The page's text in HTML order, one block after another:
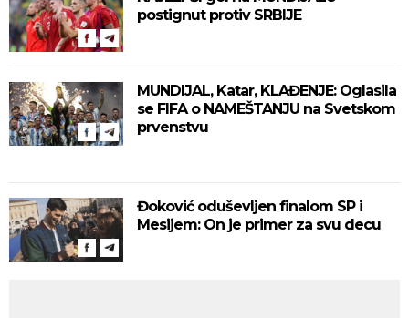
postignut protiv SRBIJE
MUNDIJAL, Katar, KLAĐENJE: Oglasila
se FIFA o NAMEŠTANJU na Svetskom
prvenstvu
Đoković oduševljen finalom SP i
Mesijem: On je primer za svu decu